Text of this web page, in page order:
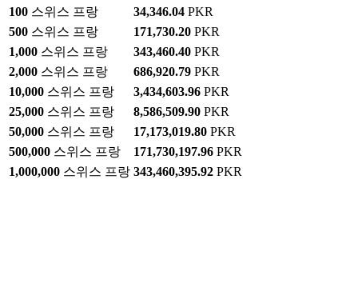
100 스위스 프랑 34,346.04 PKR
500 스위스 프랑 171,730.20 PKR
1,000 스위스 프랑 343,460.40 PKR
2,000 스위스 프랑 686,920.79 PKR
10,000 스위스 프랑 3,434,603.96 PKR
25,000 스위스 프랑 8,586,509.90 PKR
50,000 스위스 프랑 17,173,019.80 PKR
500,000 스위스 프랑 171,730,197.96 PKR
1,000,000 스위스 프랑 343,460,395.92 PKR